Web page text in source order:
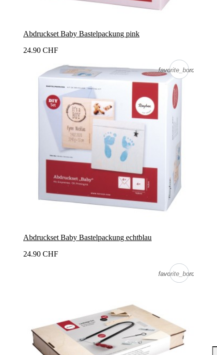
Abdruckset Baby Bastelpackung pink
24.90 CHF
favorite_border
favorite_border
Abdruckset Baby Bastelpackung echtblau
24.90 CHF
favorite_border
favorite_border